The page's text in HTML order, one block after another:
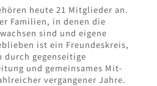
heute 21 Mitglieder an.
Familien, in denen die
sind und eigene
ist ein Freundeskreis,
durch gegenseitige
und gemeinsames Mit-
vergangener Jahre.